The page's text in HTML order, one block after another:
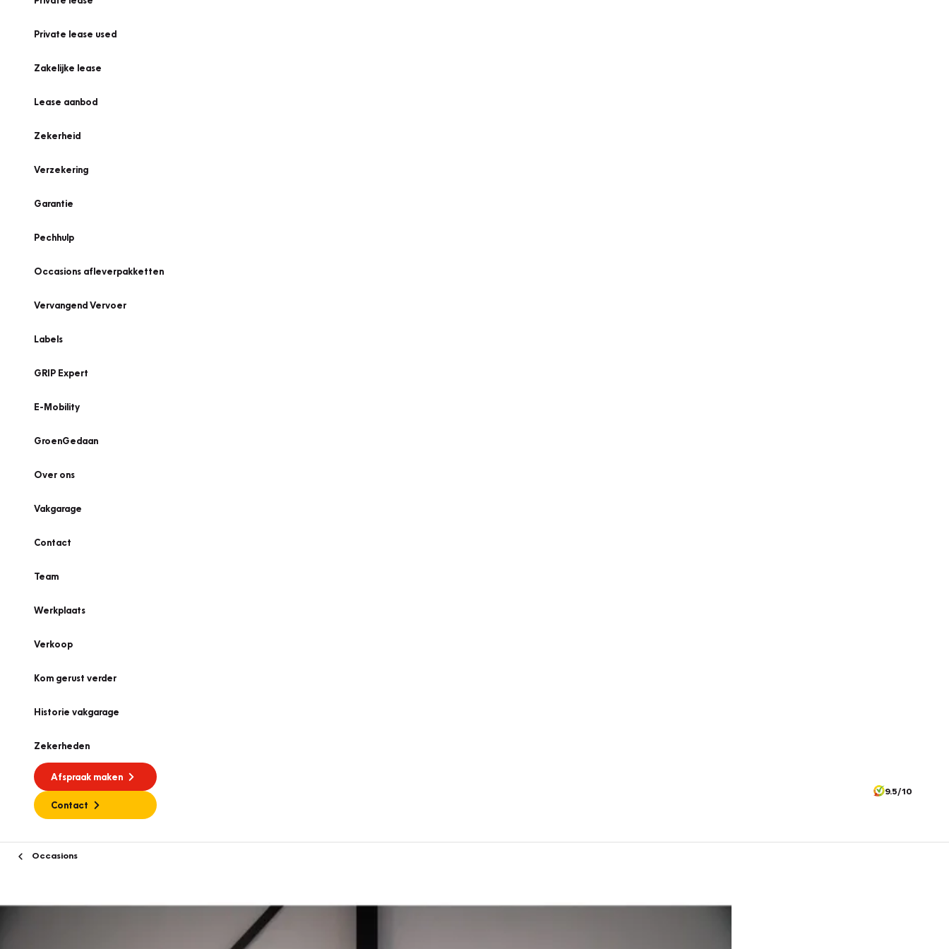
Private lease used
Zakelijke lease
Lease aanbod
Zekerheid
Verzekering
Garantie
Pechhulp
Occasions afleverpakketten
Vervangend Vervoer
Labels
GRIP Expert
E-Mobility
GroenGedaan
Over ons
Vakgarage
Contact
Team
Werkplaats
Verkoop
Kom gerust verder
Historie vakgarage
Zekerheden
Afspraak maken
Contact
9.5/10
Occasions